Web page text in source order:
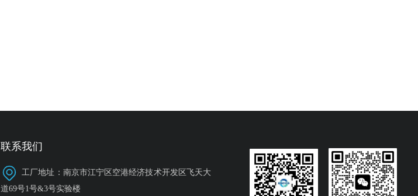
联系我们
工厂地址：南京市江宁区空港经济技术开发区飞天大
道69号1号&3号实验楼